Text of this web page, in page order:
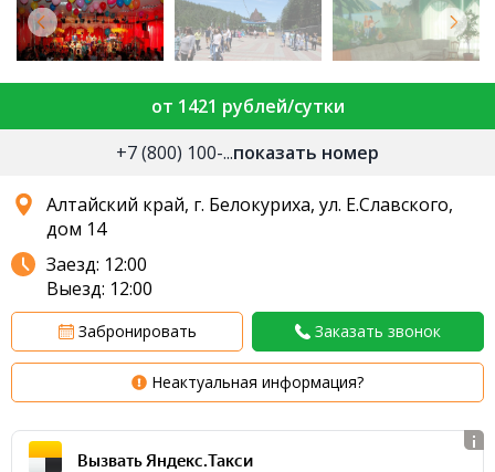
от 1421 рублей/сутки
+7 (800) 100-...показать номер
Алтайский край, г. Белокуриха, ул. Е.Славского,
дом 14
Заезд: 12:00
Выезд: 12:00
Забронировать Заказать звонок
Неактуальная информация?
Вызвать Яндекс.Такси